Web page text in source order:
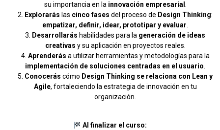
su importancia en la innovación empresarial .
Explorarás las cinco fases del proceso de Design Thinking:
empatizar, definir, idear, prototipar y evaluar.
Desarrollarás habilidades para la generación de ideas
creativas y su aplicación en proyectos reales.
Aprenderás a utilizar herramientas y metodologías para la
implementación de soluciones centradas en el usuario.
Conocerás cómo Design Thinking se relaciona con Lean y
Agile, fortaleciendo la estrategia de innovación en tu
organización.
Al finalizar el curso: